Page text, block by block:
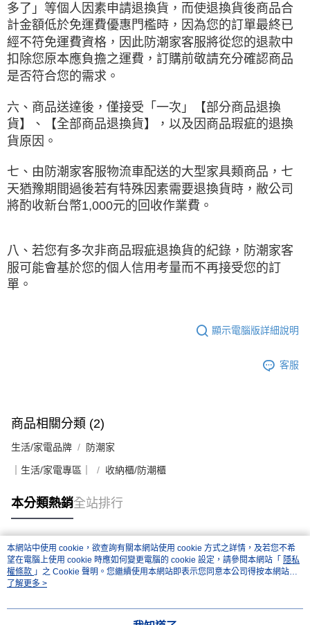
多了」等個人因素申請退換貨，而使退換貨後商品合
計金額低於免運費優惠門檻時，因為您的訂單最終已
經不符免運費資格，因此防潮家客服將從您的退款中
扣除您原本應負擔之運費，訂購前敬請充分確認商品
是否符合您的需求。
六、商品送達後，僅接受「一次」【部分商品退換
貨】、【全部商品退換貨】，以及因商品瑕疵的退換
貨原因。
七、由防潮家客服物流車配送的大型家具類商品，七
天猶豫期間過後若有特殊因素需要退換貨時，敝公司
將酌收新台幣1,000元的回收作業費。
八、若您有多次非商品瑕疵退換貨的紀錄，防潮家客
服可能會基於您的個人信用考量而不再接受您的訂
單。
顯示電腦版詳細說明
客服
商品相關分類 (2)
生活/家電品牌 防潮家
｜生活/家電專區｜ 收納櫃/防潮櫃
本分類熱銷全站排行
熱門標籤
本網站中使用 cookie，欲查詢有關本網站使用 cookie 方式之詳情，及若您不希
望在電腦上使用 cookie 時應如何變更電腦的 cookie 設定，請參閱本網站「 隱私
權條款 」之 Cookie 聲明。您繼續使用本網站即表示您同意本公司得按本網站使
用條款之 Cookie 聲明使用 cookie。
了解更多 >